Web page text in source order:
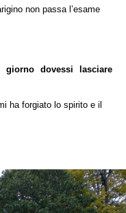
non passa l’esame
dovessi lasciare
ha forgiato lo spirito e il